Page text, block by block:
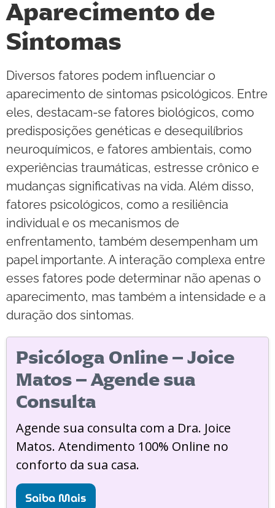
Aparecimento de
Sintomas
Diversos fatores podem influenciar o
aparecimento de sintomas psicológicos. Entre
eles, destacam-se fatores biológicos, como
predisposições genéticas e desequilíbrios
neuroquímicos, e fatores ambientais, como
experiências traumáticas, estresse crônico e
mudanças significativas na vida. Além disso,
fatores psicológicos, como a resiliência
individual e os mecanismos de
enfrentamento, também desempenham um
papel importante. A interação complexa entre
esses fatores pode determinar não apenas o
aparecimento, mas também a intensidade e a
duração dos sintomas.
Psicóloga Online – Joice
Matos – Agende sua
Consulta
Agende sua consulta com a Dra. Joice
Matos. Atendimento 100% Online no
conforto da sua casa.
Saiba Mais